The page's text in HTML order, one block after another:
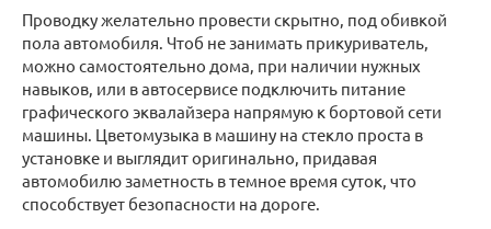
Проводку желательно провести скрытно, под обивкой
пола автомобиля. Чтоб не занимать прикуриватель,
можно самостоятельно дома, при наличии нужных
навыков, или в автосервисе подключить питание
графического эквалайзера напрямую к бортовой сети
машины. Цветомузыка в машину на стекло проста в
установке и выглядит оригинально, придавая
автомобилю заметность в темное время суток, что
способствует безопасности на дороге.